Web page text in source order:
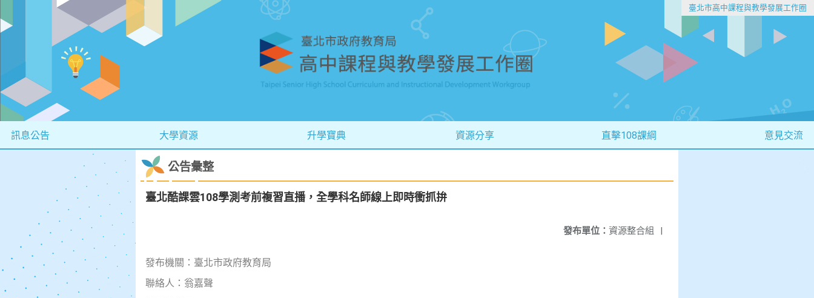
臺北市高中課程與教學發展工作圈
訊息公告 大學資源 升學寶典 資源分享 直擊108課綱 意見交流
公告彙整
臺北酷課雲108學測考前複習直播，全學科名師線上即時衝抓拚
發布單位： 資源整合組 |
發布機關：臺北市政府教育局
聯絡人：翁嘉聲